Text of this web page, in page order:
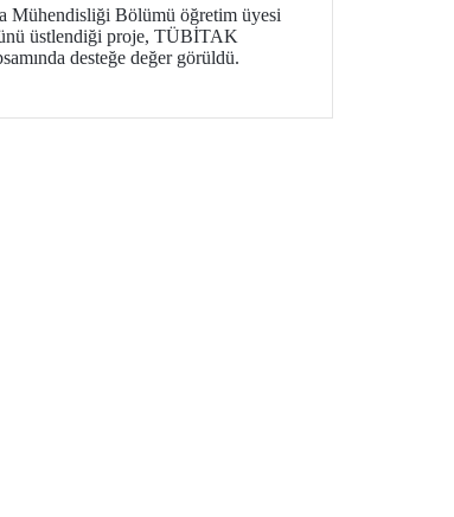
Mühendisliği Bölümü öğretim üyesi
üstlendiği proje, TÜBİTAK
desteğe değer görüldü.